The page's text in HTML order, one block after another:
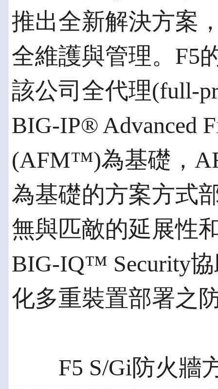
推出全新解決方案
全維護與管理。F5
該公司全代理(full-
BIG-IP® Advanced
(AFM™)為基礎，
為基礎的方案方式
無與匹敵的延展性
BIG-IQ™ Security
化多重裝置部署之
F5 S/Gi防火牆